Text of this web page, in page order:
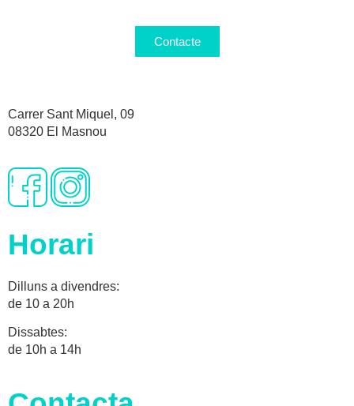
Contacte
Carrer Sant Miquel, 09
08320 El Masnou
Horari
Dilluns a divendres:
de 10 a 20h
Dissabtes:
de 10h a 14h